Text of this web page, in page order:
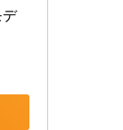
デ